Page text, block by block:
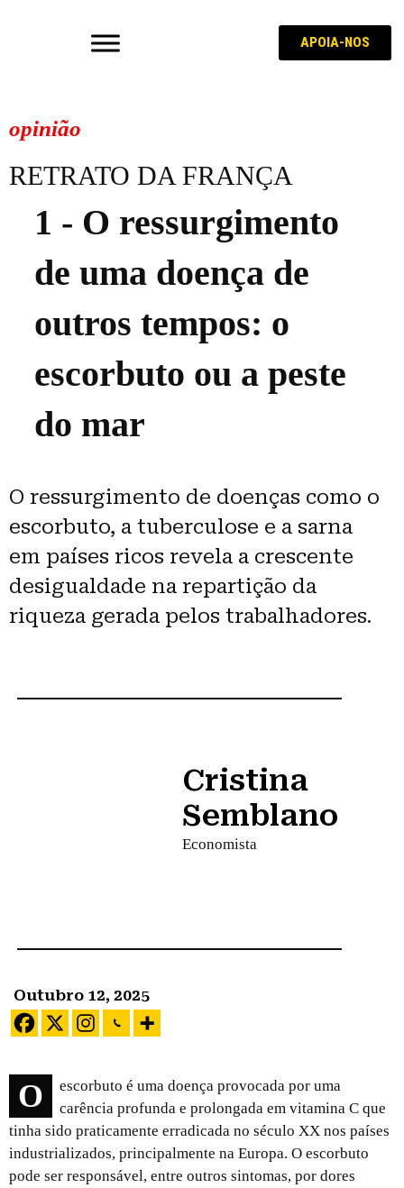
APOIA-NOS
opinião
RETRATO DA FRANÇA
1 - O ressurgimento
de uma doença de
outros tempos: o
escorbuto ou a peste
do mar​
O ressurgimento de doenças como o
escorbuto, a tuberculose e a sarna
em países ricos revela a crescente
desigualdade na repartição da
riqueza gerada pelos trabalhadores.
Cristina
Semblano
Economista
Outubro 12, 2025
O escorbuto é uma doença provocada por uma
carência profunda e prolongada em vitamina C que
tinha sido praticamente erradicada no século XX nos países
industrializados, principalmente na Europa. O escorbuto
pode ser responsável, entre outros sintomas, por dores